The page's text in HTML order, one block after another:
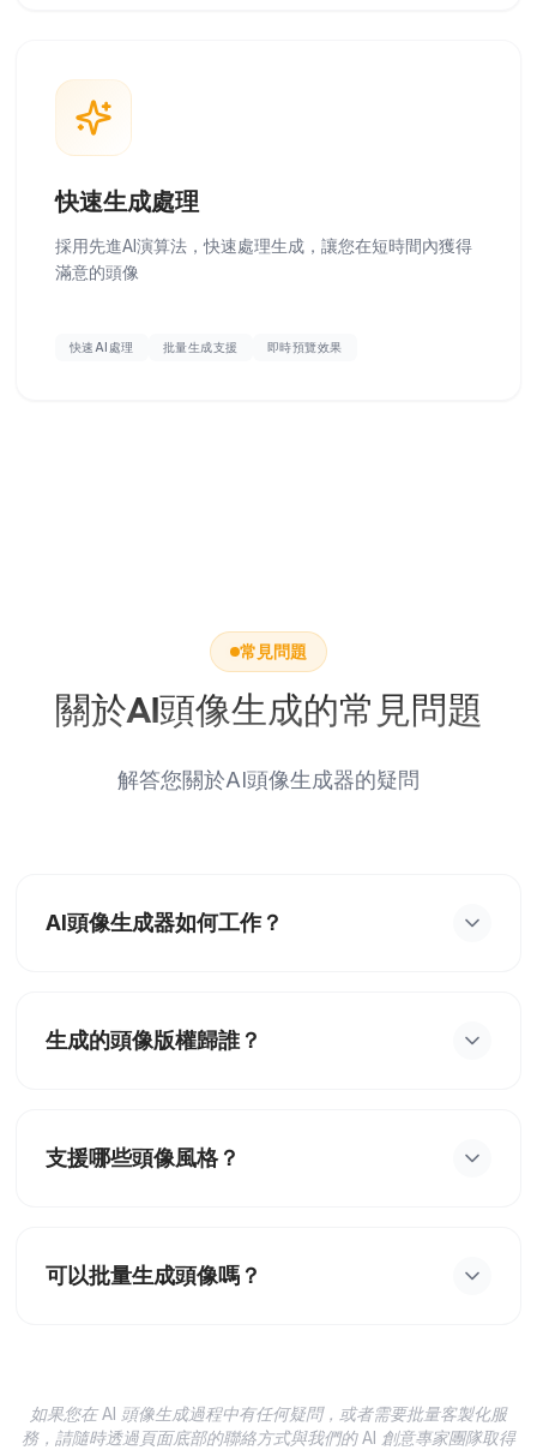
快速生成處理
採用先進AI演算法，快速處理生成，讓您在短時間內獲得
滿意的頭像
快速AI處理 批量生成支援 即時預覽效果
常見問題
關於AI頭像生成的常見問題
解答您關於AI頭像生成器的疑問
AI頭像生成器如何工作？
援卡通、動漫、寫實等多種風格。
生成的頭像版權歸誰？
題。
支援哪些頭像風格？
術表現。
可以批量生成頭像嗎？
如果您在 AI 頭像生成過程中有任何疑問，或者需要批量客製化服
務，請隨時透過頁面底部的聯絡方式與我們的 AI 創意專家團隊取得